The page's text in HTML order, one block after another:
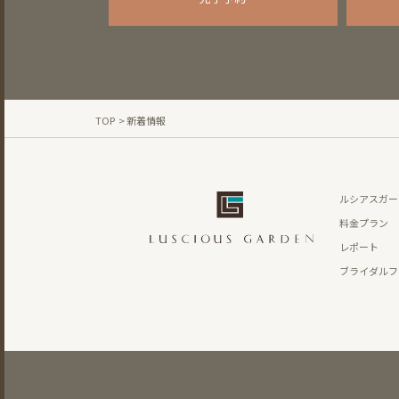
TOP > 新着情報
ルシアスガ
料金プラン
レポート
ブライダル